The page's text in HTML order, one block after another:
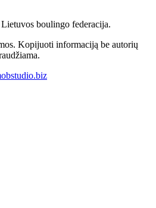
boulingo federacija.
Kopijuoti informaciją be autorių